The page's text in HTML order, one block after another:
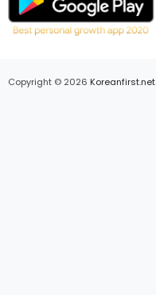
Copyright © 2026 Koreanfirst.net